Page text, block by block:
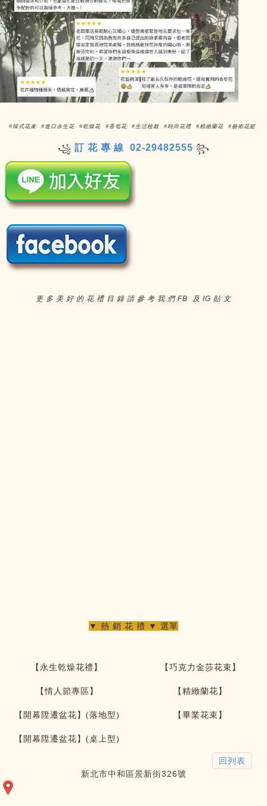
#韓式花束 #進口永生花 #乾燥花 #香皂花 #生活植栽 #時尚花禮 #精緻蘭花 #藝術花籃
꧁ 訂 花 專 線 02-29482555 ꧂
更 多 美 好 的 花 禮 目 錄 請 參 考 我 們 FB 及 IG 貼 文
▼ 熱 銷 花 禮 ▼ 選單
【永生乾燥花禮】 【巧克力金莎花束】
【情人節專區】 【精緻蘭花】
【開幕陞遷盆花】(落地型) 【畢業花束】
【開幕陞遷盆花】(桌上型)
新北市中和區景新街326號
回列表